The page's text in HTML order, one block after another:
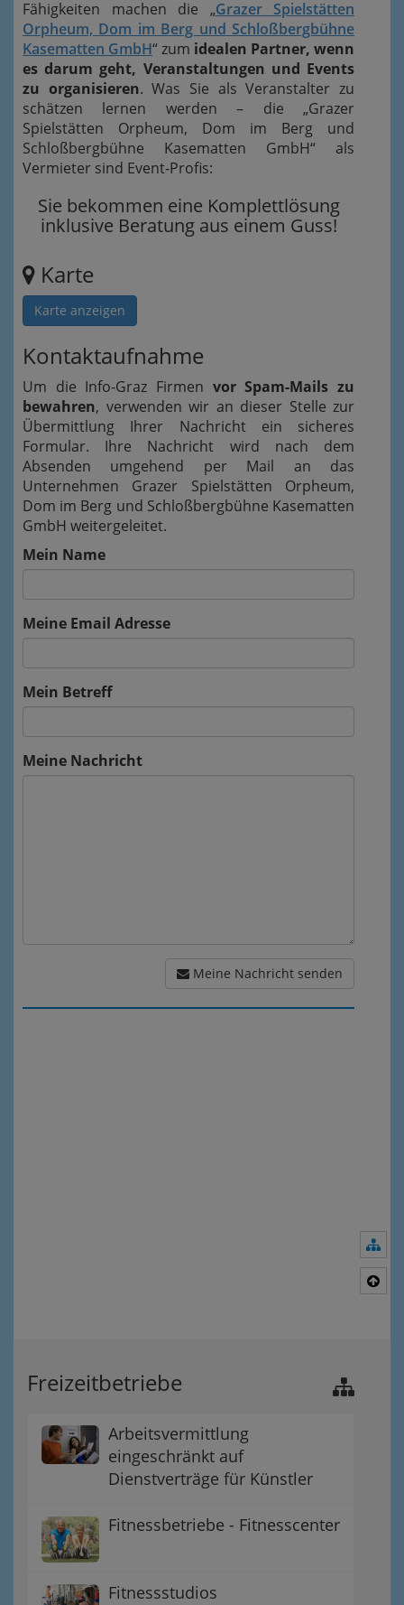
Fähigkeiten machen die „Grazer Spielstätten
Orpheum, Dom im Berg und Schloßbergbühne
Kasematten GmbH“ zum idealen Partner, wenn
es darum geht, Veranstaltungen und Events
zu organisieren. Was Sie als Veranstalter zu
schätzen lernen werden – die „Grazer
Spielstätten Orpheum, Dom im Berg und
Schloßbergbühne Kasematten GmbH“ als
Vermieter sind Event-Profis:
Sie bekommen eine Komplettlösung
inklusive Beratung aus einem Guss!
Karte
Karte anzeigen
Kontaktaufnahme
Um die Info-Graz Firmen vor Spam-Mails zu
bewahren, verwenden wir an dieser Stelle zur
Übermittlung Ihrer Nachricht ein sicheres
Formular. Ihre Nachricht wird nach dem
Absenden umgehend per Mail an das
Unternehmen Grazer Spielstätten Orpheum,
Dom im Berg und Schloßbergbühne Kasematten
GmbH weitergeleitet.
Mein Name
Meine Email Adresse
Mein Betreff
Meine Nachricht
Meine Nachricht senden
Freizeitbetriebe
Arbeitsvermittlung
eingeschränkt auf
Dienstverträge für Künstler
Fitnessbetriebe - Fitnesscenter
Fitnessstudios